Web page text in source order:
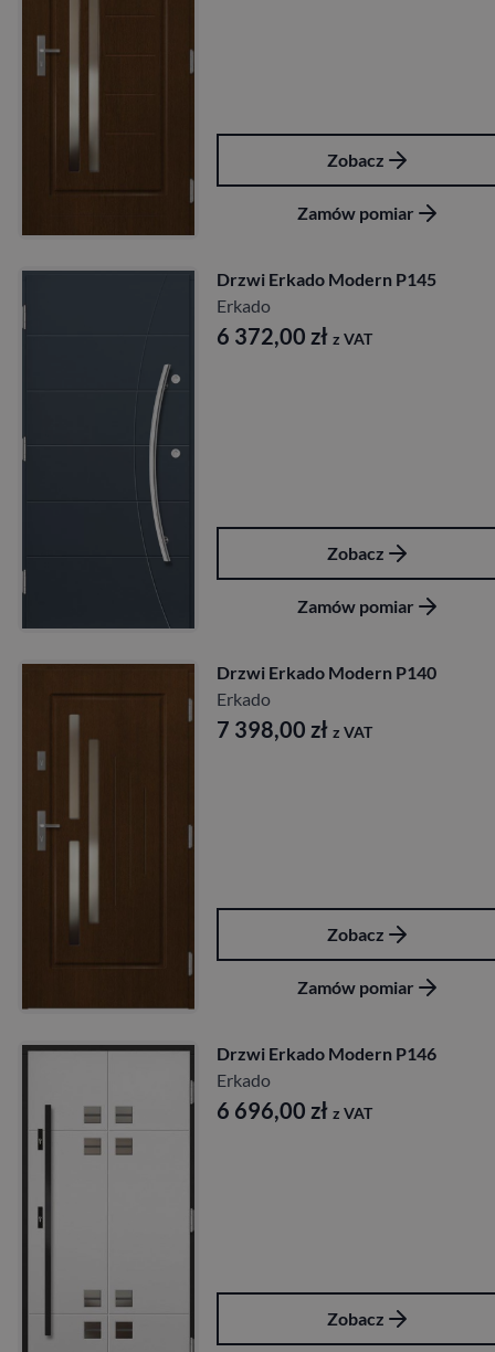
Zobacz
Zamów pomiar
Drzwi Erkado Modern P145
Erkado
6 372,00 zł z VAT
Zobacz
Zamów pomiar
Drzwi Erkado Modern P140
Erkado
7 398,00 zł z VAT
Zobacz
Zamów pomiar
Drzwi Erkado Modern P146
Erkado
6 696,00 zł z VAT
Zobacz